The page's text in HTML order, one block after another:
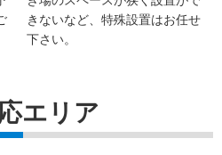
きないなど、特殊設置はお任せ
下さい。
エリア